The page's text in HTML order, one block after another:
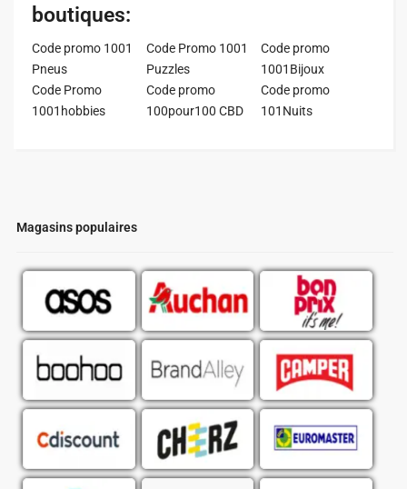
Magasins populaires
boutiques:
Code promo 1001
Pneus
Code Promo 1001
Puzzles
Code promo
1001Bijoux
Code Promo
1001hobbies
Code promo
100pour100 CBD
Code promo
101Nuits